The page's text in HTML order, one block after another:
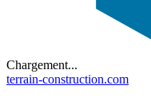
Chargement...
terrain-construction.com